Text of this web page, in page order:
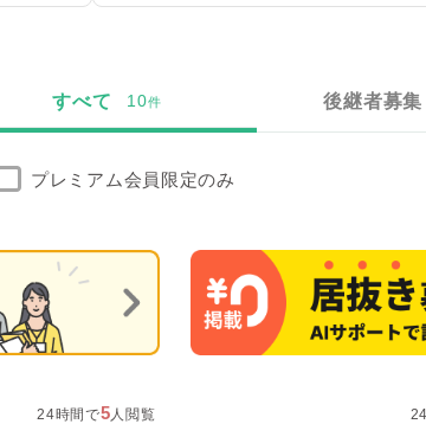
すべて 10件 後継者募集
プレミアム会員限定のみ
24時間で5 人閲覧